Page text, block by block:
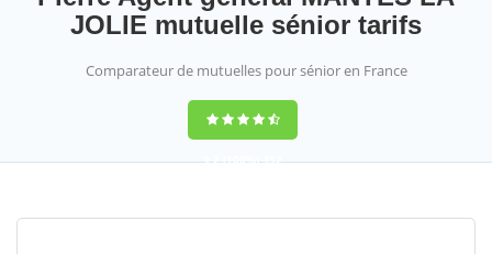
JOLIE mutuelle sénior tarifs
Comparateur de mutuelles pour sénior en France
9,2(100%)452